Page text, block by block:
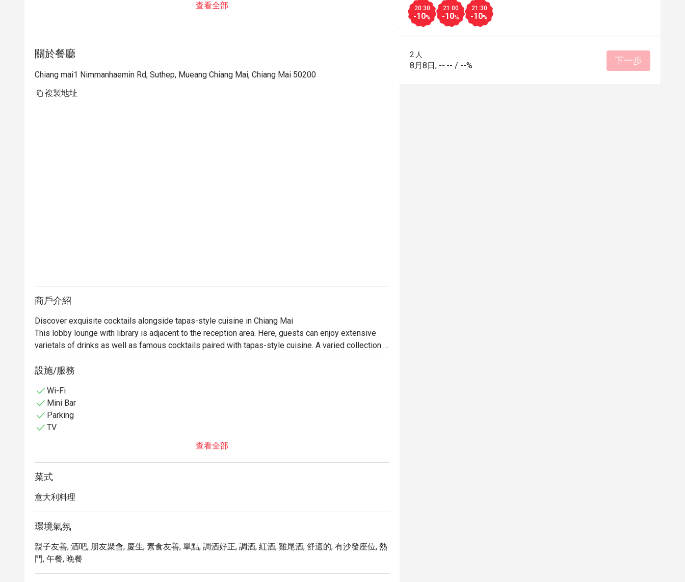
查看全部
關於餐廳
Chiang mai1 Nimmanhaemin Rd, Suthep, Mueang Chiang Mai, Chiang Mai 50200
複製地址
商戶介紹
Discover exquisite cocktails alongside tapas-style cuisine in Chiang Mai
This lobby lounge with library is adjacent to the reception area. Here, guests can enjoy extensive
varietals of drinks as well as famous cocktails paired with tapas-style cuisine. A varied collection
of books and magazines can be found here as well for you to explore.
設施/服務
Wi-Fi
Mini Bar
Parking
TV
查看全部
菜式
意大利料理
環境氣氛
親子友善, 酒吧, 朋友聚會, 慶生, 素食友善, 單點, 調酒好正, 調酒, 紅酒, 雞尾酒, 舒適的, 有沙發座位, 熱
門, 午餐, 晚餐
20:30
-10%
21:00
-10%
21:30
-10%
2 人
8月8日 , --:-- / --% 下一步